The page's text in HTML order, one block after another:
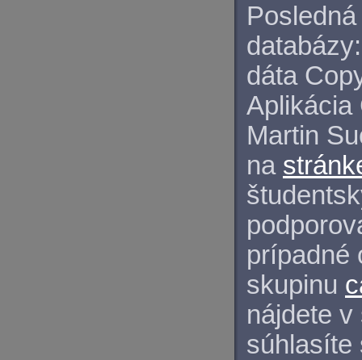
databázy:
dáta
Aplikácia
Martin
na
prípadné
skupinu
nájdete